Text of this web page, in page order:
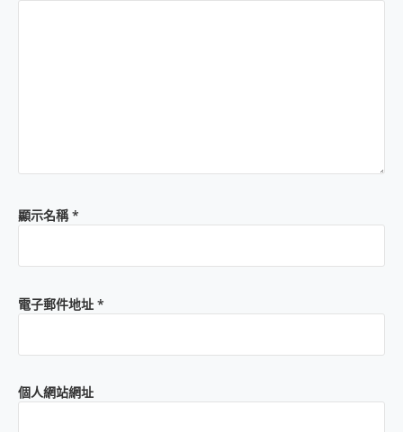
顯示名稱*
電子郵件地址 *
個人網站網址